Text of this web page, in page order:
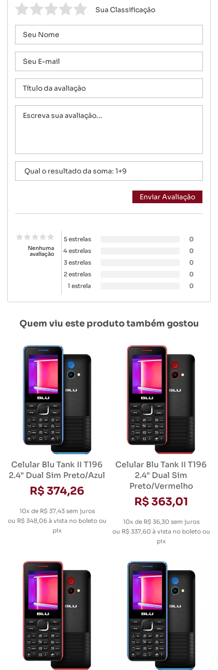
Sua Classificação
Nenhuma
avaliação
5 estrelas
0
4 estrelas
0
3 estrelas
0
2 estrelas
0
1 estrela
0
Quem viu este produto também gostou
Celular Blu Tank II T196
2.4" Dual Sim Preto/Azul
R$ 374,26
10x de R$ 37,43 sem juros
ou R$ 348,06à vista no boleto ou
pix
Celular Blu Tank II T196
2.4" Dual Sim
Preto/Vermelho
R$ 363,01
10x de R$ 36,30 sem juros
ou R$ 337,60 à vista no boleto ou
pix